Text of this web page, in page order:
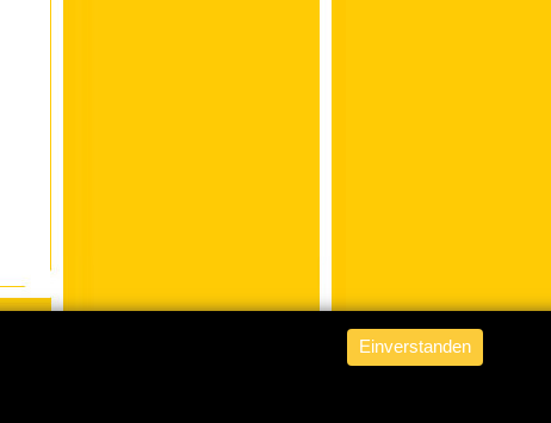
Einverstanden